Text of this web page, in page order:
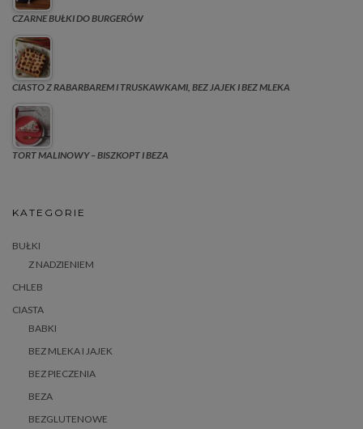
CZARNE BUŁKI DO BURGERÓW
CIASTO Z RABARBAREM I TRUSKAWKAMI, BEZ JAJEK I BEZ MLEKA
TORT MALINOWY – BISZKOPT I BEZA
KATEGORIE
BUŁKI
Z NADZIENIEM
CHLEB
CIASTA
BABKI
BEZ MLEKA I JAJEK
BEZ PIECZENIA
BEZA
BEZGLUTENOWE